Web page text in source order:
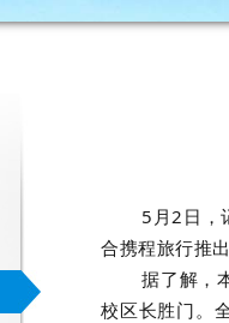
5月2日，
合携程旅行推
据了解，
校区长胜门。